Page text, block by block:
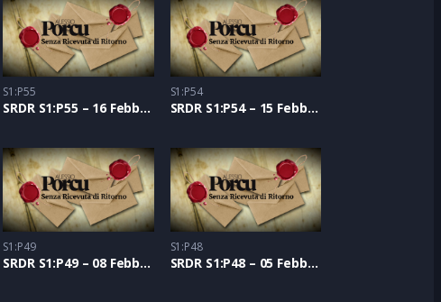
S1:P55
SRDR S1:P55 – 16 Febbraio 2021
S1:P54
SRDR S1:P54 – 15 Febbraio 2021
S1:P49
SRDR S1:P49 – 08 Febbraio 2021
S1:P48
SRDR S1:P48 – 05 Febbraio 2021